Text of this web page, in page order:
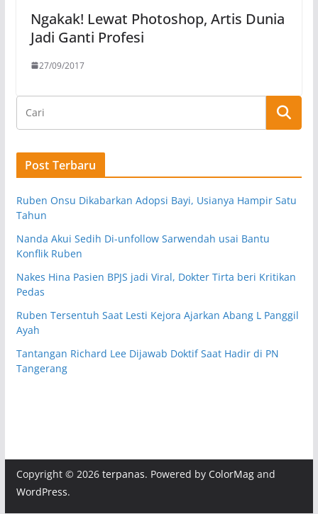
Ngakak! Lewat Photoshop, Artis Dunia
Jadi Ganti Profesi
27/09/2017
Post Terbaru
Ruben Onsu Dikabarkan Adopsi Bayi, Usianya Hampir Satu
Tahun
Nanda Akui Sedih Di-unfollow Sarwendah usai Bantu
Konflik Ruben
Nakes Hina Pasien BPJS jadi Viral, Dokter Tirta beri Kritikan
Pedas
Ruben Tersentuh Saat Lesti Kejora Ajarkan Abang L Panggil
Ayah
Tantangan Richard Lee Dijawab Doktif Saat Hadir di PN
Tangerang
Copyright © 2026 terpanas. Powered by ColorMagand
WordPress.